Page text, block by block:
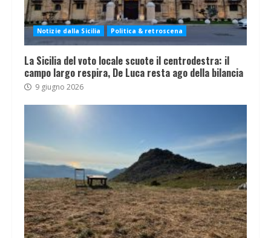
Notizie dalla Sicilia Politica & retroscena
La Sicilia del voto locale scuote il centrodestra: il
campo largo respira, De Luca resta ago della bilancia
9 giugno 2026